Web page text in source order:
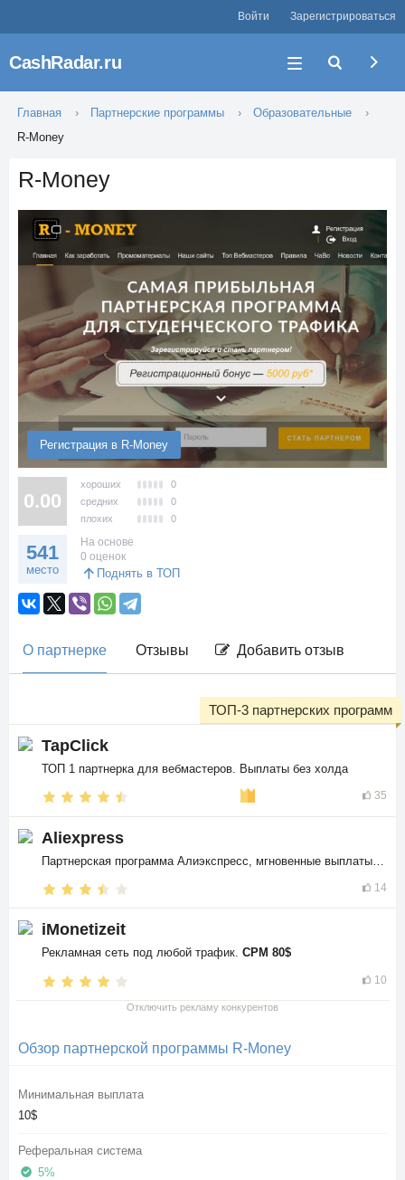
Войти Зарегистрироваться
CashRadar.ru
Главная Партнерские программы
Образовательные
R-Money
R-Money
Регистрация в R-Money
0.00
хороших
0
средних
0
плохих
0
541
место
На основе
0 оценок
Поднять в ТОП
О партнерке Отзывы Добавить отзыв
TapClick
ТОП 1 партнерка для вебмастеров. Выплаты без холда
35
ТОП-3 партнерских программ
Aliexpress
14
iMonetizeit
Рекламная сеть под любой трафик. CPM 80$
10
Отключить рекламу конкурентов
Обзор партнерской программы R-Money
Минимальная выплата
10$
Реферальная система
5%